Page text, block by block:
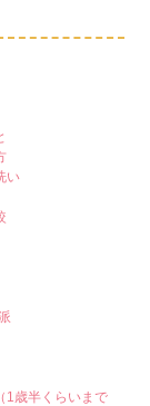
い
1歳半くらいまで